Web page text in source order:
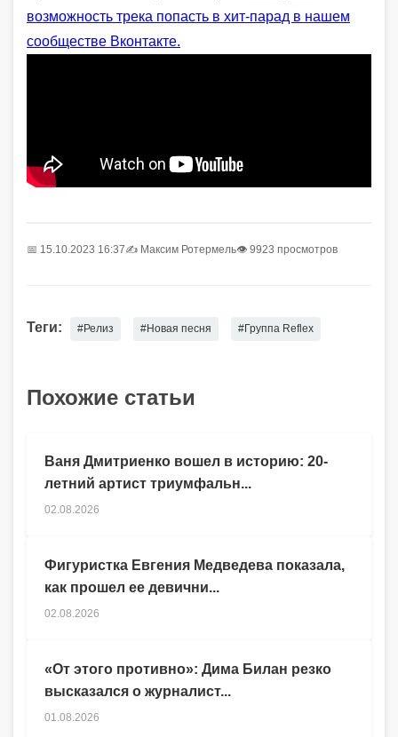
возможность трека попасть в хит-парад в нашем
сообществе Вконтакте.
📅 15.10.2023 16:37✍️ Максим Ротермель👁 9923 просмотров
Теги: #Релиз #Новая песня #Группа Reflex
Похожие статьи
Ваня Дмитриенко вошел в историю: 20-
летний артист триумфальн...
02.08.2026
Фигуристка Евгения Медведева показала,
как прошел ее девични...
02.08.2026
«От этого противно»: Дима Билан резко
высказался о журналист...
01.08.2026